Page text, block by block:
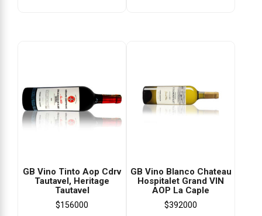
GB Vino Tinto Aop Cdrv
Tautavel, Heritage
Tautavel
$156000
GB Vino Blanco Chateau
Hospitalet Grand VIN
AOP La Caple
$392000